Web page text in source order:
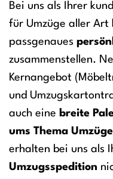
Bei uns als Ihrer
für Umzüge aller Art
passgenaues
zusammenstellen.
Kernangebot
und
auch eine breite
ums Thema Umzüge
erhalten bei uns als
Umzugsspedition